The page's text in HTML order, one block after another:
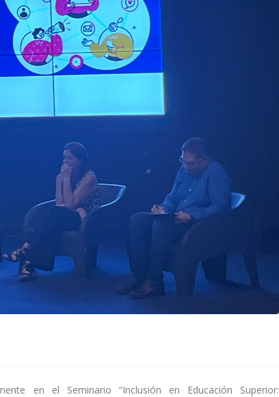
en el Seminario “Inclusión en Educación Superior: